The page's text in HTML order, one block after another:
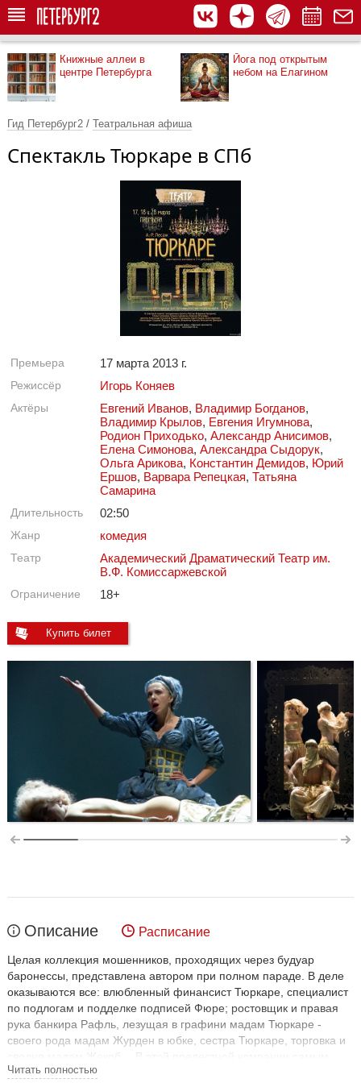
Книжные аллеи в
центре Петербурга
Йога под открытым
небом на Елагином
Гид Петербург2 / Театральная афиша
Спектакль Тюркаре в СПб
Премьера 17 марта 2013 г.
Режиссёр Игорь Коняев
Актёры Евгений Иванов, Владимир Богданов,
Владимир Крылов, Евгения Игумнова,
Родион Приходько, Александр Анисимов,
Елена Симонова, Александра Сыдорук,
Ольга Арикова, Константин Демидов, Юрий
Ершов, Варвара Репецкая, Татьяна
Самарина
Длительность 02:50
Жанр комедия
Театр
Академический Драматический Театр им.
В.Ф. Комиссаржевской
Ограничение 18+
Купить билет
Описание Расписание
Целая коллекция мошенников, проходящих через будуар
баронессы, представлена автором при полном параде. В деле
оказываются все: влюбленный финансист Тюркаре, специалист
по подлогам и подделке подписей Фюре; ростовщик и правая
рука банкира Рафль, лезущая в графини мадам Тюркаре -
своего рода мадам Журден в юбке, сестра Тюркаре, торговка и
сводня мадам Жакоб… В этой прелестной компании самым
обаятельным плутом оказывается лакей Фронтен, сумевший
Читать полностью